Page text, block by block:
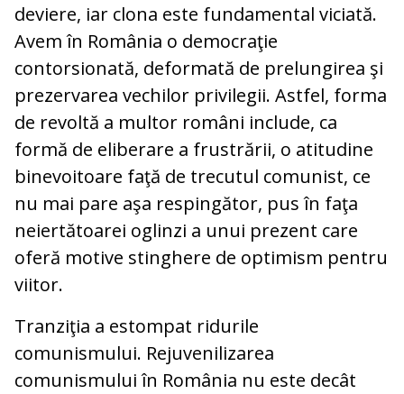
deviere, iar clona este fundamental viciată.
Avem în România o democraţie
contorsionată, deformată de prelungirea şi
prezervarea vechilor privilegii. Astfel, forma
de revoltă a multor români include, ca
formă de eliberare a frustrării, o atitudine
binevoitoare faţă de trecutul comunist, ce
nu mai pare aşa respingător, pus în faţa
neiertătoarei oglinzi a unui prezent care
oferă motive stinghere de optimism pentru
viitor.
Tranziţia a estompat ridurile
comunismului. Rejuvenilizarea
comunismului în România nu este decât